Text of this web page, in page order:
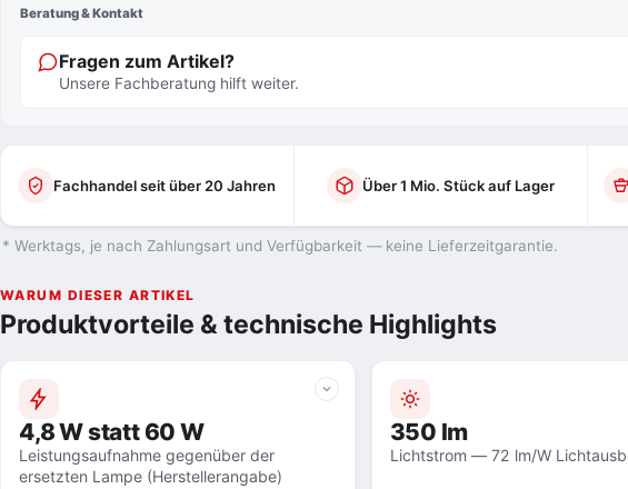
Beratung & Kontakt
Fragen zum Artikel?
Unsere Fachberatung hilft weiter.
Fachhandel seit über 20 Jahren Über 1 Mio. Stück auf Lager
* Werktags, je nach Zahlungsart und Verfügbarkeit — keine Lieferzeitgarantie.
WARUM DIESER ARTIKEL
Produktvorteile & technische Highlights
4,8 W statt 60 W
Leistungsaufnahme gegenüber der
ersetzten Lampe (Herstellerangabe)
350 lm
Lichtstrom — 72 lm/W